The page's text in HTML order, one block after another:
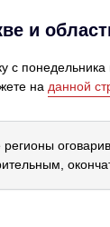
и
с
на данной
регионы